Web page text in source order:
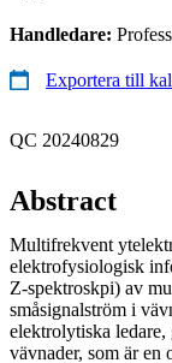
Handledare:
Exportera till
QC 20240829
Abstract
Multifrekvent
elektrofysiologisk
Z-spektroskpi) av
småsignalström i
elektrolytiska
vävnader, som är